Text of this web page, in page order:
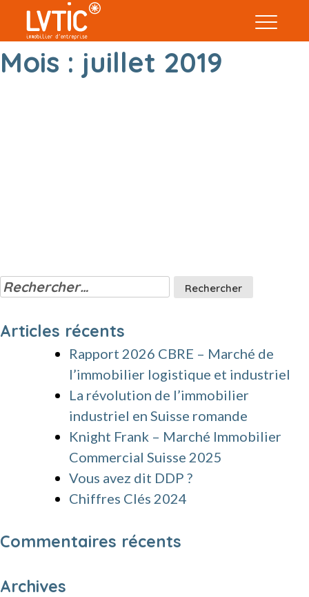
Mois : juillet 2019
Rechercher :
Articles récents
Rapport 2026 CBRE – Marché de
l’immobilier logistique et industriel
La révolution de l’immobilier
industriel en Suisse romande
Knight Frank – Marché Immobilier
Commercial Suisse 2025
Vous avez dit DDP ?
Chiffres Clés 2024
Commentaires récents
Archives